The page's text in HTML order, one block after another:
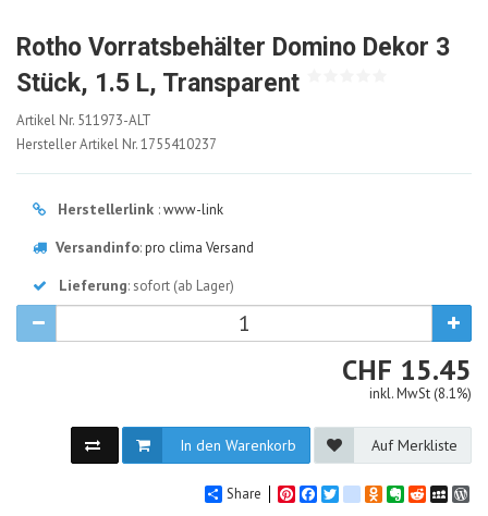
Rotho Vorratsbehälter Domino Dekor 3
Stück, 1.5 L, Transparent
511973-
ALT
Artikel Nr. 511973-ALT
Hersteller Artikel Nr.1755410237
Herstellerlink :www-link
Versandinfo:pro clima Versand
Lieferung: sofort (ab Lager)
CHF CHF
15.45
inkl. MwSt (8.1%)
In den Warenkorb Auf Merkliste
Share PinterestFacebook
Twittergoogle_bookmarks
Odnoklassniki
Evernote
Reddit